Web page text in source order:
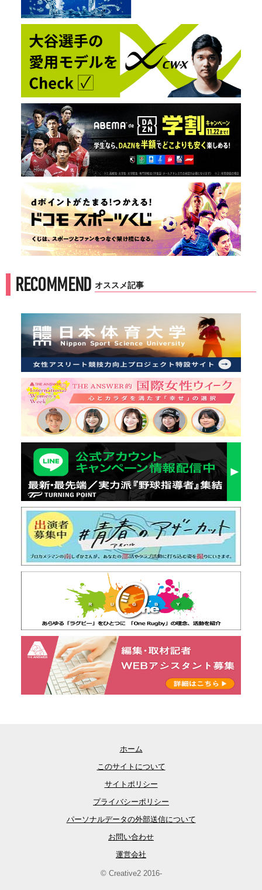
RECOMMEND オススメ記事
ホーム
このサイトについて
サイトポリシー
プライバシーポリシー
パーソナルデータの外部送信について
お問い合わせ
運営会社
© Creative2 2016-